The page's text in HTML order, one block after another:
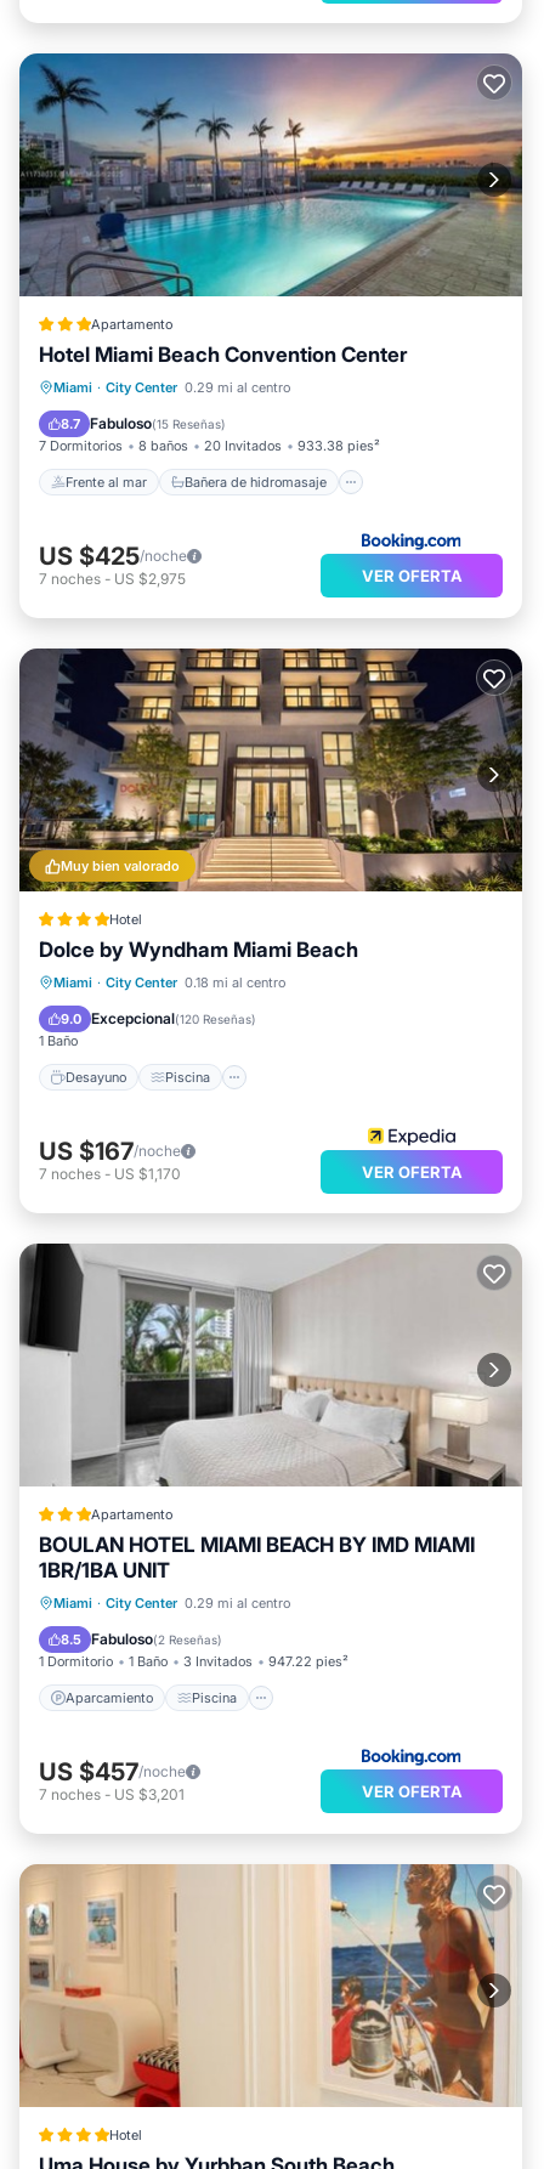
Apartamento
Hotel Miami Beach Convention Center
Miami · City Center 0.29 mi al centro
8.7 Fabuloso(15 Reseñas)
7 Dormitorios 8 baños 20 Invitados 933.38 pies²
Frente al mar Bañera de hidromasaje
Frente al mar
Bañera de hidromasaje
Piscina
Spa
US $425/noche
7 noches - US $2,975 VER OFERTA
Muy bien valorado
Hotel
Dolce by Wyndham Miami Beach
Miami · City Center 0.18 mi al centro
9.0 Excepcional(120 Reseñas)
1 Baño
Desayuno Piscina
Desayuno Piscina
Aire acondicionado
US $167/noche
7 noches - US $1,170 VER OFERTA
Apartamento
BOULAN HOTEL MIAMI BEACH BY IMD MIAMI
1BR/1BA UNIT
Miami · City Center 0.29 mi al centro
8.5 Fabuloso(2 Reseñas)
1 Dormitorio 1 Baño 3 Invitados 947.22 pies²
Aparcamiento Piscina
Aparcamiento
Piscina
Aire acondicionado
US $457/noche
7 noches - US $3,201 VER OFERTA
Hotel